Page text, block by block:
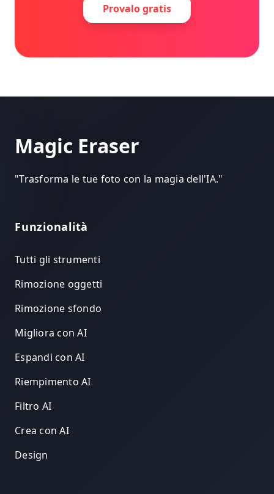
Provalo gratis
Magic Eraser
"Trasforma le tue foto con la magia dell'IA."
Funzionalità
Tutti gli strumenti
Rimozione oggetti
Rimozione sfondo
Migliora con AI
Espandi con AI
Riempimento AI
Filtro AI
Crea con AI
Design